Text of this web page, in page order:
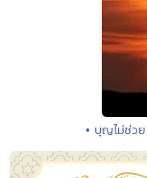
• บุญไม่ช่ว